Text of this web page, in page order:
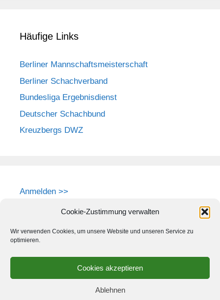
Cookie-Zustimmung verwalten
Wir verwenden Cookies, um unsere Website und unseren Service zu
optimieren.
Cookies akzeptieren
Ablehnen
Häufige Links
Berliner Mannschaftsmeisterschaft
Berliner Schachverband
Bundesliga Ergebnisdienst
Deutscher Schachbund
Kreuzbergs DWZ
Anmelden >>